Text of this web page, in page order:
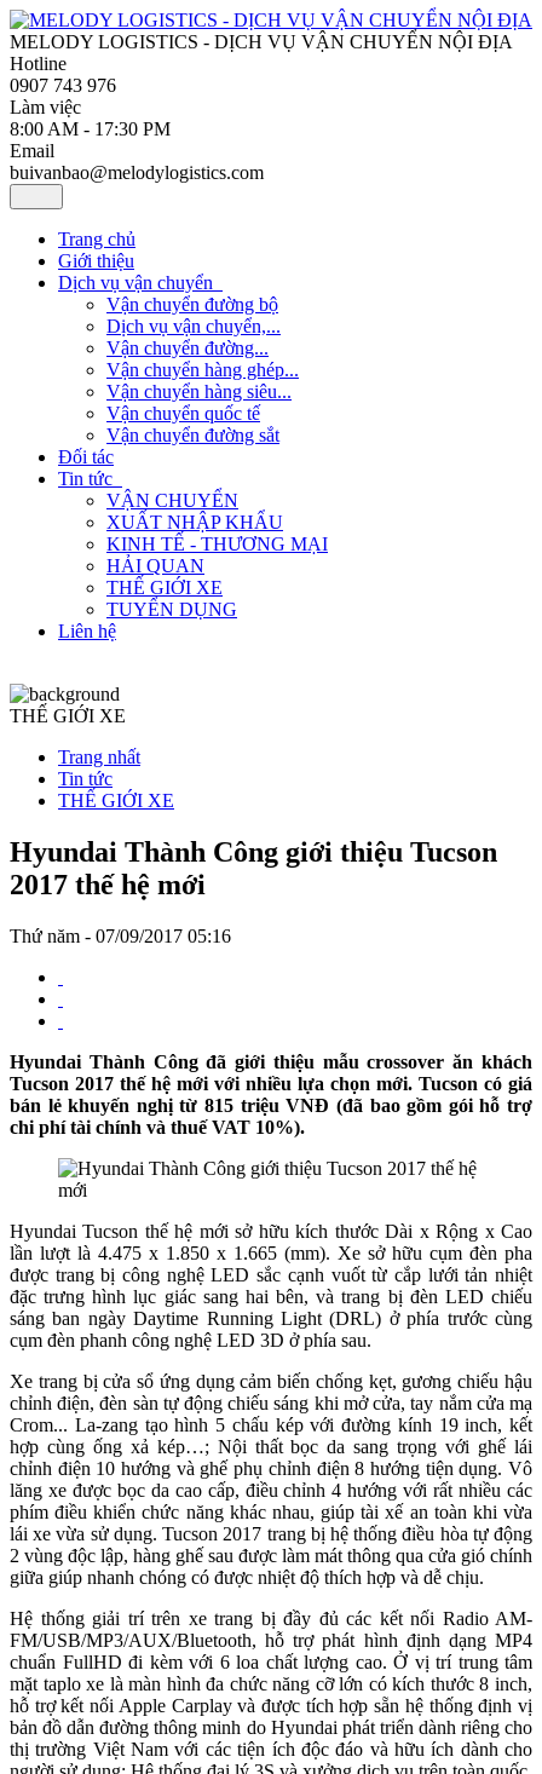
MELODY LOGISTICS - DỊCH VỤ VẬN CHUYỂN NỘI ĐỊA
Hotline
0907 743 976
Làm việc
8:00 AM - 17:30 PM
Email
buivanbao@melodylogistics.com
Trang chủ
Giới thiệu
Dịch vụ vận chuyển
Vận chuyển đường bộ
Dịch vụ vận chuyển,...
Vận chuyển đường...
Vận chuyển hàng ghép...
Vận chuyển hàng siêu...
Vận chuyển quốc tế
Vận chuyển đường sắt
Đối tác
Tin tức
VẬN CHUYỂN
XUẤT NHẬP KHẨU
KINH TẾ - THƯƠNG MẠI
HẢI QUAN
THẾ GIỚI XE
TUYỂN DỤNG
Liên hệ
THẾ GIỚI XE
Trang nhất
Tin tức
THẾ GIỚI XE
Hyundai Thành Công giới thiệu Tucson
2017 thế hệ mới
Thứ năm - 07/09/2017 05:16
Hyundai Thành Công đã giới thiệu mẫu crossover ăn khách
Tucson 2017 thế hệ mới với nhiều lựa chọn mới. Tucson có giá
bán lẻ khuyến nghị từ 815 triệu VNĐ (đã bao gồm gói hỗ trợ
chi phí tài chính và thuế VAT 10%).
Hyundai Tucson thế hệ mới sở hữu kích thước Dài x Rộng x Cao
lần lượt là 4.475 x 1.850 x 1.665 (mm). Xe sở hữu cụm đèn pha
được trang bị công nghệ LED sắc cạnh vuốt từ cắp lưới tản nhiệt
đặc trưng hình lục giác sang hai bên, và trang bị đèn LED chiếu
sáng ban ngày Daytime Running Light (DRL) ở phía trước cùng
cụm đèn phanh công nghệ LED 3D ở phía sau.
Xe trang bị cửa sổ ứng dụng cảm biến chống kẹt, gương chiếu hậu
chỉnh điện, đèn sàn tự động chiếu sáng khi mở cửa, tay nắm cửa mạ
Crom... La-zang tạo hình 5 chấu kép với đường kính 19 inch, kết
hợp cùng ống xả kép…; Nội thất bọc da sang trọng với ghế lái
chỉnh điện 10 hướng và ghế phụ chỉnh điện 8 hướng tiện dụng. Vô
lăng xe được bọc da cao cấp, điều chỉnh 4 hướng với rất nhiều các
phím điều khiển chức năng khác nhau, giúp tài xế an toàn khi vừa
lái xe vừa sử dụng. Tucson 2017 trang bị hệ thống điều hòa tự động
2 vùng độc lập, hàng ghế sau được làm mát thông qua cửa gió chính
giữa giúp nhanh chóng có được nhiệt độ thích hợp và dễ chịu.
Hệ thống giải trí trên xe trang bị đầy đủ các kết nối Radio AM-
FM/USB/MP3/AUX/Bluetooth, hỗ trợ phát hình định dạng MP4
chuẩn FullHD đi kèm với 6 loa chất lượng cao. Ở vị trí trung tâm
mặt taplo xe là màn hình đa chức năng cỡ lớn có kích thước 8 inch,
hỗ trợ kết nối Apple Carplay và được tích hợp sẵn hệ thống định vị
bản đồ dẫn đường thông minh do Hyundai phát triển dành riêng cho
thị trường Việt Nam với các tiện ích độc đáo và hữu ích dành cho